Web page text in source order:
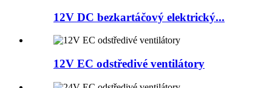
12V DC bezkartáčový elektrický...
12V EC odstředivé ventilátory